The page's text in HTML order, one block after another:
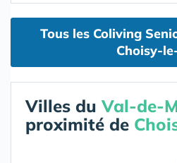
Tous les Coliving
Choisy-
Villes duVal-de-
proximité de